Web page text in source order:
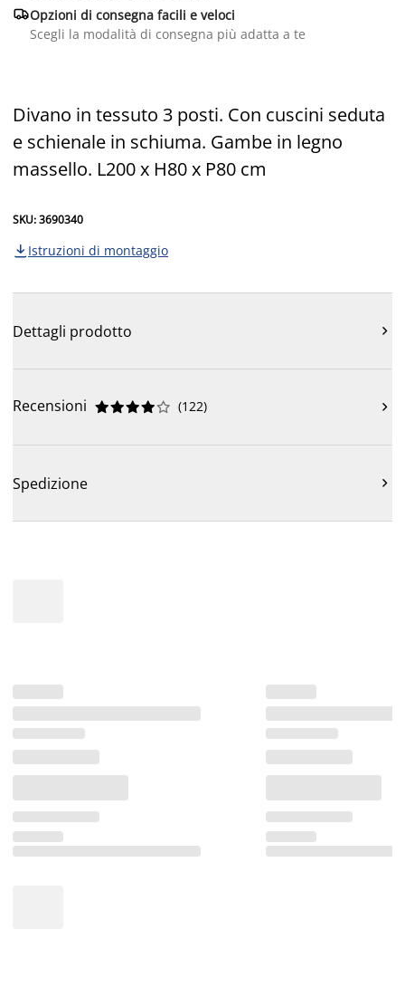
Opzioni di consegna facili e veloci
Scegli la modalità di consegna più adatta a te
Divano in tessuto 3 posti. Con cuscini seduta
e schienale in schiuma. Gambe in legno
massello. L200 x H80 x P80 cm
SKU: 3690340
 Istruzioni di montaggio
Dettagli prodotto 
Recensioni 




 (122) 
Spedizione 